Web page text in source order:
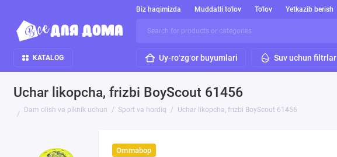
Biz haqimizda Muddatli to'lov To'lov Yetkazib berish
KATALOG Uy-roʻzgʻor buyumlari Suv uchun filtrlar
Uchar likopcha, frizbi BoyScout 61456
Dam olish va piknik uchun Sport va hordiq Uchar likopcha, frizbi BoyScout 61456
Ommabop